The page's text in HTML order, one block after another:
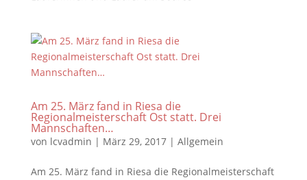
Am 25. März fand in Riesa die
Regionalmeisterschaft Ost statt. Drei
Mannschaften…
von lcvadmin | März 29, 2017| Allgemein
Am 25. März fand in Riesa die Regionalmeisterschaft